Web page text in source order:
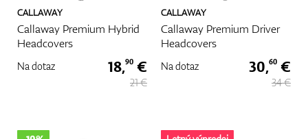
CALLAWAY
Callaway Premium Hybrid
Headcovers
Na dotaz 18,90 €
21 €
CALLAWAY
Callaway Premium Driver
Headcovers
Na dotaz 30,60 €
34 €